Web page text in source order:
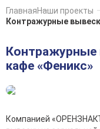
ГлавнаяНаши проекты
Контражурные
Контражурные
кафе «Феникс»
Компанией